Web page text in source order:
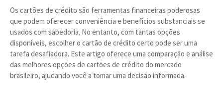
Os cartões de crédito são ferramentas financeiras poderosas
que podem oferecer conveniência e benefícios substanciais se
usados com sabedoria. No entanto, com tantas opções
disponíveis, escolher o cartão de crédito certo pode ser uma
tarefa desafiadora. Este artigo oferece uma comparação e análise
das melhores opções de cartões de crédito do mercado
brasileiro, ajudando você a tomar uma decisão informada.